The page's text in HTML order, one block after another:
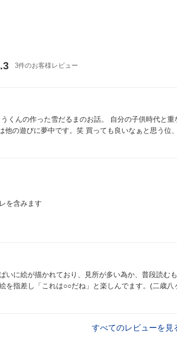
3件のお客様レビュー
、4歳息子は他の遊びに夢中です。笑 買っても良いなぁと思う
を含みます
いに絵が描かれており、見所が多い為か、普段読む
を指差し「これは○○だね」と楽しんでます。(二歳八
すべてのレビューを見